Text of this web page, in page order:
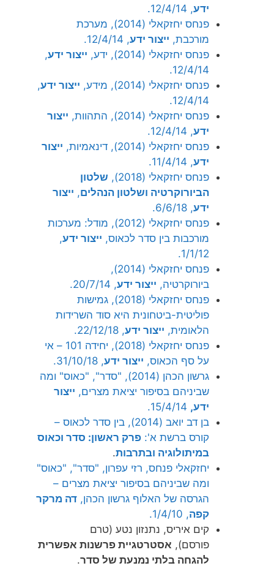
ידע, 12/4/14.
פנחס יחזקאלי (2014), מערכת
מורכבת, ייצור ידע, 12/4/14.
פנחס יחזקאלי (2014), ידע,
ייצור ידע,
12/4/14.
פנחס יחזקאלי (2014), מידע,
ייצור ידע,
12/4/14.
פנחס יחזקאלי (2014), התהוות,
ייצור
ידע, 12/4/14.
פנחס יחזקאלי (2014), דינאמיות,
ייצור
ידע, 11/4/14.
פנחס יחזקאלי (2018),
שלטון
הביורוקרטיה ושלטון הנהלים, ייצור
ידע, 6/6/18.
פנחס יחזקאלי (2012), מודל: מערכות
מורכבות בין סדר לכאוס, ייצור ידע,
1/1/12.
פנחס יחזקאלי (2014),
ביורוקרטיה, ייצור ידע, 20/7/14.
פנחס יחזקאלי (2018), גמישות
פוליטית-ביטחונית היא סוד השרידות
הלאומית, ייצור ידע, 22/12/18.
פנחס יחזקאלי (2018), יחידה 101 – אי
על סף הכאוס, ייצור ידע, 31/10/18.
גרשון הכהן (2014), "סדר", "כאוס" ומה
שביניהם בסיפור יציאת מצרים, ייצור
ידע,
בן דב יואב (2014), בין סדר לכאוס –
קורס ברשת א':פרק ראשון: סדר וכאוס
במיתולוגיה ובתרבות.
יחזקאלי פנחס, רזי עפרון, "סדר", "כאוס"
ומה שביניהם בסיפור יציאת מצרים –
הגרסה של האלוף גרשון הכהן,דה מרקר
קפה, 1/4/10.
קים איריס, נתנזון נטע (טרם
פורסם), אסטרטגיית פרשנות אפשרית
להגחה בלתי נמנעת של סדר.